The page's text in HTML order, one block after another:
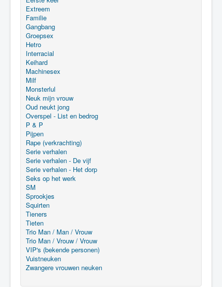
Extreem
Familie
Gangbang
Groepsex
Hetro
Interracial
Keihard
Machinesex
Milf
Monsterlul
Neuk mijn vrouw
Oud neukt jong
Overspel - List en bedrog
P & P
Pijpen
Rape (verkrachting)
Serie verhalen
Serie verhalen - De vijf
Serie verhalen - Het dorp
Seks op het werk
SM
Sprookjes
Squirten
Tieners
Tieten
Trio Man / Man / Vrouw
Trio Man / Vrouw / Vrouw
VIP's (bekende personen)
Vuistneuken
Zwangere vrouwen neuken